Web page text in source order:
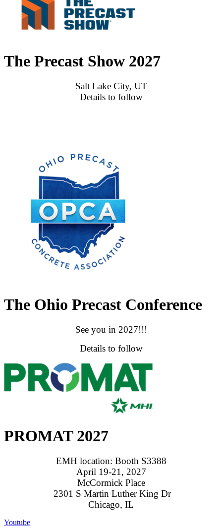
The Precast Show 2027
Salt Lake City, UT
Details to follow
The Ohio Precast Conference
See you in 2027!!!
Details to follow
PROMAT 2027
EMH location: Booth S3388
April 19-21, 2027
McCormick Place
2301 S Martin Luther King Dr
Chicago, IL
Youtube